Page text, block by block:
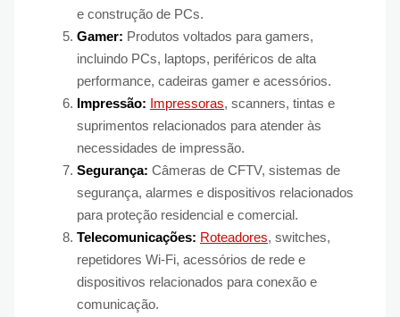
e construção de PCs.
Gamer: Produtos voltados para gamers,
incluindo PCs, laptops, periféricos de alta
performance, cadeiras gamer e acessórios.
Impressão: Impressoras, scanners, tintas e
suprimentos relacionados para atender às
necessidades de impressão.
Segurança: Câmeras de CFTV, sistemas de
segurança, alarmes e dispositivos relacionados
para proteção residencial e comercial.
Telecomunicações: Roteadores, switches,
repetidores Wi-Fi, acessórios de rede e
dispositivos relacionados para conexão e
comunicação.